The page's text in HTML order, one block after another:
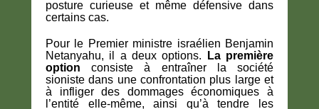
posture curieuse et même défensive dans
certains cas.
Pour le Premier ministre israélien Benjamin
Netanyahu, il a deux options.
La première
option consiste à entraîner la société
sioniste dans une confrontation plus large et
à infliger des dommages économiques à
l’entité elle-même, ainsi qu’à tendre les